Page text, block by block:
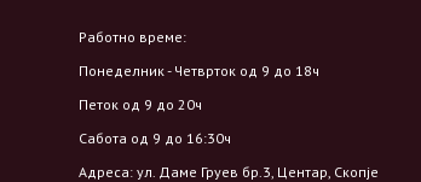
Работно време:
Понеделник - Четврток од 9 до 18ч
Петок од 9 до 20ч
Сабота од 9 до 16:30ч
Адреса: ул. Даме Груев бр.3, Центар, Скопје